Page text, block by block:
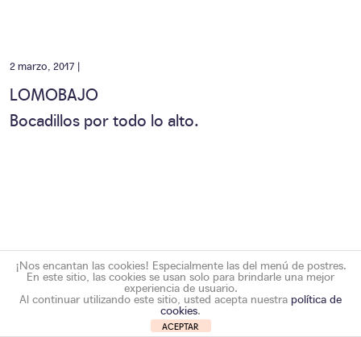
2 marzo, 2017 |
LOMOBAJO
Bocadillos por todo lo alto.
¡Nos encantan las cookies! Especialmente las del menú de postres.
En este sitio, las cookies se usan solo para brindarle una mejor
experiencia de usuario.
Al continuar utilizando este sitio, usted acepta nuestra política de
cookies.
ACEPTAR